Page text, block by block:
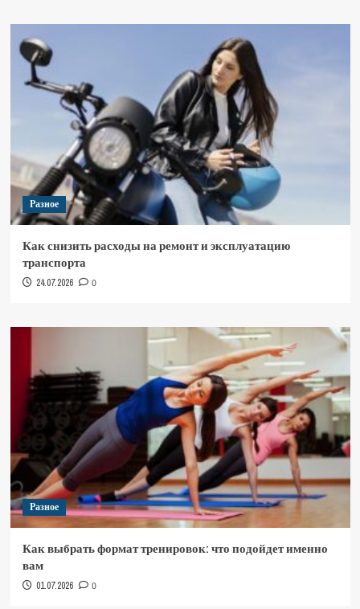
Разное
Как снизить расходы на ремонт и эксплуатацию
транспорта
24.07.2026 0
Разное
Как выбрать формат тренировок: что подойдет именно
вам
01.07.2026 0